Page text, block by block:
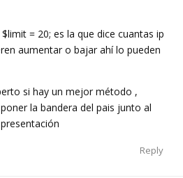
= 20; es la que dice cuantas ip
aumentar o bajar ahí lo pueden
si hay un mejor método ,
la bandera del pais junto al
Reply